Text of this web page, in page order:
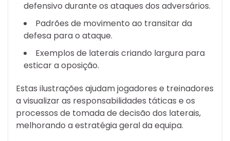
defensivo durante os ataques dos adversários.
Padrões de movimento ao transitar da
defesa para o ataque.
Exemplos de laterais criando largura para
esticar a oposição.
Estas ilustrações ajudam jogadores e treinadores
a visualizar as responsabilidades táticas e os
processos de tomada de decisão dos laterais,
melhorando a estratégia geral da equipa.